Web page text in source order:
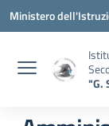
Vai ai contenuti
Vai al menu di
Vai al footer
Ministero
"G.